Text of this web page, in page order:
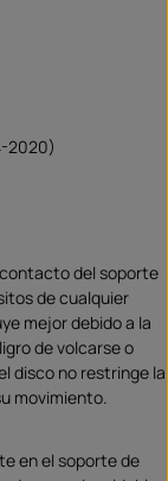
2020)
del soporte
de cualquier
mejor debido a la
de volcarse o
disco no restringe la
movimiento.
en el soporte de